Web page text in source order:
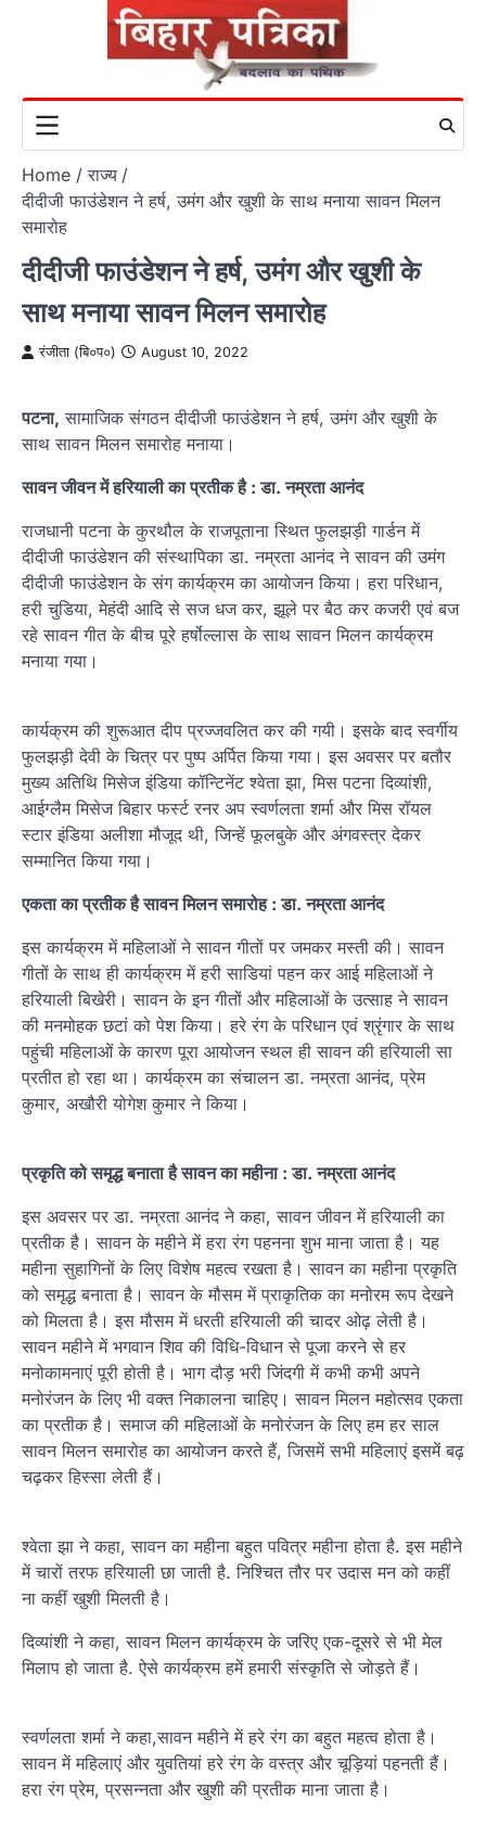
Home
राज्य
दीदीजी फाउंडेशन ने हर्ष, उमंग और खुशी के साथ मनाया सावन मिलन
समारोह
दीदीजी फाउंडेशन ने हर्ष, उमंग और खुशी के
साथ मनाया सावन मिलन समारोह
रंजीता (बि०प०) August 10, 2022
पटना, सामाजिक संगठन दीदीजी फाउंडेशन ने हर्ष, उमंग और खुशी के
साथ सावन मिलन समारोह मनाया।
सावन जीवन में हरियाली का प्रतीक है : डा. नम्रता आनंद
राजधानी पटना के कुरथौल के राजपूताना स्थित फुलझड़ी गार्डन में
दीदीजी फाउंडेशन की संस्थापिका डा. नम्रता आनंद ने सावन की उमंग
दीदीजी फाउंडेशन के संग कार्यक्रम का आयोजन किया। हरा परिधान,
हरी चुडिया, मेहंदी आदि से सज धज कर, झूले पर बैठ कर कजरी एवं बज
रहे सावन गीत के बीच पूरे हर्षोल्लास के साथ सावन मिलन कार्यक्रम
मनाया गया।
कार्यक्रम की शुरूआत दीप प्रज्जवलित कर की गयी। इसके बाद स्वर्गीय
फुलझड़ी देवी के चित्र पर पुष्प अर्पित किया गया। इस अवसर पर बतौर
मुख्य अतिथि मिसेज इंडिया कॉन्टिनेंट श्वेता झा, मिस पटना दिव्यांशी,
आईग्लैम मिसेज बिहार फर्स्ट रनर अप स्वर्णलता शर्मा और मिस रॉयल
स्टार इंडिया अलीशा मौजूद थी, जिन्हें फूलबुके और अंगवस्त्र देकर
सम्मानित किया गया।
एकता का प्रतीक है सावन मिलन समारोह : डा. नम्रता आनंद
इस कार्यक्रम में महिलाओं ने सावन गीतों पर जमकर मस्ती की। सावन
गीतों के साथ ही कार्यक्रम में हरी साडियां पहन कर आई महिलाओं ने
हरियाली बिखेरी। सावन के इन गीतों और महिलाओं के उत्साह ने सावन
की मनमोहक छटां को पेश किया। हरे रंग के परिधान एवं श्रृंगार के साथ
पहुंची महिलाओं के कारण पूरा आयोजन स्थल ही सावन की हरियाली सा
प्रतीत हो रहा था। कार्यक्रम का संचालन डा. नम्रता आनंद, प्रेम
कुमार, अखौरी योगेश कुमार ने किया।
प्रकृति को समृद्ध बनाता है सावन का महीना : डा. नम्रता आनंद
इस अवसर पर डा. नम्रता आनंद ने कहा, सावन जीवन में हरियाली का
प्रतीक है। सावन के महीने में हरा रंग पहनना शुभ माना जाता है। यह
महीना सुहागिनों के लिए विशेष महत्व रखता है। सावन का महीना प्रकृति
को समृद्ध बनाता है। सावन के मौसम में प्राकृतिक का मनोरम रूप देखने
को मिलता है। इस मौसम में धरती हरियाली की चादर ओढ़ लेती है।
सावन महीने में भगवान शिव की विधि-विधान से पूजा करने से हर
मनोकामनाएं पूरी होती है। भाग दौड़ भरी जिंदगी में कभी कभी अपने
मनोरंजन के लिए भी वक्त निकालना चाहिए। सावन मिलन महोत्सव एकता
का प्रतीक है। समाज की महिलाओं के मनोरंजन के लिए हम हर साल
सावन मिलन समारोह का आयोजन करते हैं, जिसमें सभी महिलाएं इसमें बढ़
चढ़कर हिस्सा लेती हैं।
श्वेता झा ने कहा, सावन का महीना बहुत पवित्र महीना होता है. इस महीने
में चारों तरफ हरियाली छा जाती है. निश्चित तौर पर उदास मन को कहीं
ना कहीं खुशी मिलती है।
दिव्यांशी ने कहा, सावन मिलन कार्यक्रम के जरिए एक-दूसरे से भी मेल
मिलाप हो जाता है. ऐसे कार्यक्रम हमें हमारी संस्कृति से जोड़ते हैं।
स्वर्णलता शर्मा ने कहा,सावन महीने में हरे रंग का बहुत महत्व होता है।
सावन में महिलाएं और युवतियां हरे रंग के वस्त्र और चूड़ियां पहनती हैं।
हरा रंग प्रेम, प्रसन्नता और खुशी की प्रतीक माना जाता है।